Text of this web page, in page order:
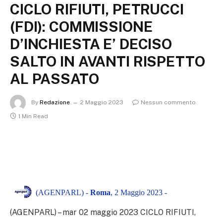
CICLO RIFIUTI, PETRUCCI
(FDI): COMMISSIONE
D’INCHIESTA E’ DECISO
SALTO IN AVANTI RISPETTO
AL PASSATO
By Redazione 2 Maggio 2023
Nessun commento
1 Min Read
(AGENPARL) - Roma, 2 Maggio 2023 -
(AGENPARL) – mar 02 maggio 2023 CICLO RIFIUTI,